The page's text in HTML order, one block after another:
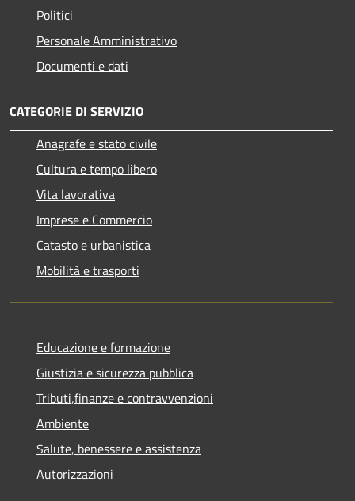
Politici
Personale Amministrativo
Documenti e dati
CATEGORIE DI SERVIZIO
Anagrafe e stato civile
Cultura e tempo libero
Vita lavorativa
Imprese e Commercio
Catasto e urbanistica
Mobilità e trasporti
Educazione e formazione
Giustizia e sicurezza pubblica
Tributi,finanze e contravvenzioni
Ambiente
Salute, benessere e assistenza
Autorizzazioni